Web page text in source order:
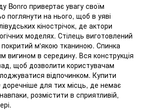
Bonro привертає увагу своїм
поглянути на нього, щоб в уяві
кінострічок, де актори
моделях. Стілець виготовлений
покритий м'якою тканиною. Спинка
вигином в середину. Вся конструкція
щоб дозволити користувачам
відпочинком. Купити
доречніше для тих місць, де немає
розмістити в сприятливій,